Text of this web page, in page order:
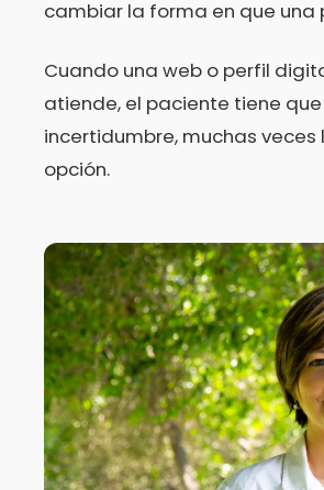
cambiar la forma en que una
Cuando una web o perfil
atiende, el paciente tiene
incertidumbre, muchas
opción.